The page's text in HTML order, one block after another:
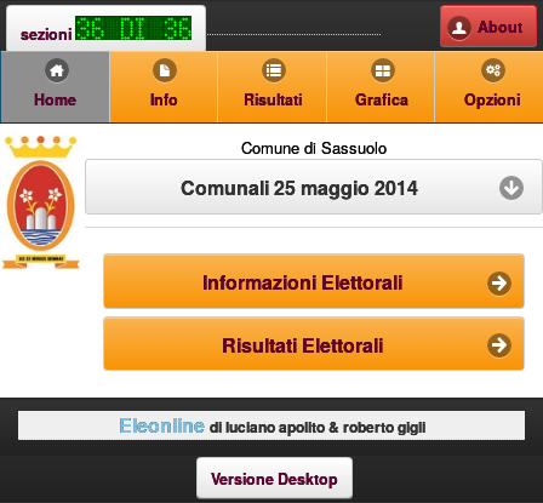
sezioni About
Home Info Risultati Grafica Opzioni
Comune di Sassuolo
Comunali 25 maggio 2014
Informazioni Elettorali
Risultati Elettorali
Eleonline di luciano apolito & roberto gigli
Versione Desktop